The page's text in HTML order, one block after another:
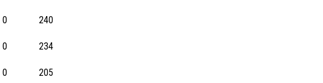
0 240
0 234
0 205